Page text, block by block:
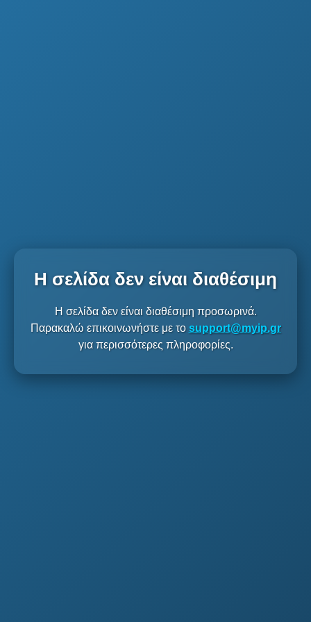
Η σελίδα δεν είναι διαθέσιμη
Η σελίδα δεν είναι διαθέσιμη προσωρινά.
Παρακαλώ επικοινωνήστε με το support@myip.gr
για περισσότερες πληροφορίες.